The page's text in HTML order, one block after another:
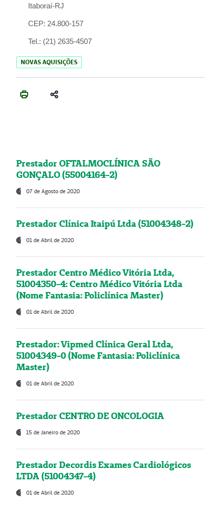
Itaboraí-RJ
CEP: 24.800-157
Tel.: (21) 2635-4507
NOVAS AQUISIÇÕES
Prestador OFTALMOCLÍNICA SÃO
GONÇALO (55004164-2)
07 de Agosto de 2020
Prestador Clínica Itaipú Ltda (51004348-2)
01 de Abril de 2020
Prestador Centro Médico Vitória Ltda,
51004350-4: Centro Médico Vitória Ltda
(Nome Fantasia: Policlínica Master)
01 de Abril de 2020
Prestador: Vipmed Clínica Geral Ltda,
51004349-0 (Nome Fantasia: Policlínica
Master)
01 de Abril de 2020
Prestador CENTRO DE ONCOLOGIA
15 de Janeiro de 2020
Prestador Decordis Exames Cardiológicos
LTDA (51004347-4)
01 de Abril de 2020